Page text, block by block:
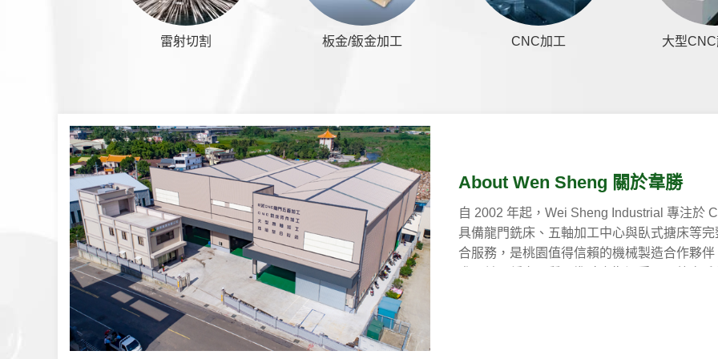
雷射切割 板金/鈑金加工 CNC加工 大型
About Wen Sheng 關於韋勝
自 2002 年起，Wei Sheng Industrial 專注於
具備龍門銑床、五軸加工中心與臥式搪床等
合服務，是桃園值得信賴的機械製造合作夥